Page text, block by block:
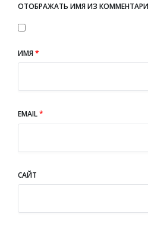
ОТОБРАЖАТЬ ИМЯ ИЗ
ИМЯ*
EMAIL*
САЙТ